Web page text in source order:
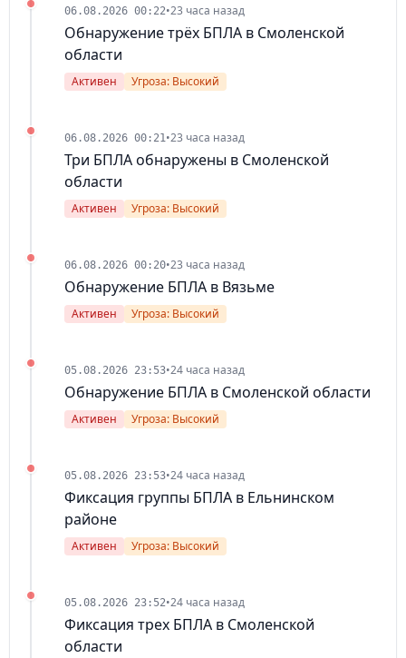
06.08.2026 00:22•23 часа назад
Обнаружение трёх БПЛА в Смоленской
области
Активен Угроза: Высокий
06.08.2026 00:21•23 часа назад
Три БПЛА обнаружены в Смоленской
области
Активен Угроза: Высокий
06.08.2026 00:20•23 часа назад
Обнаружение БПЛА в Вязьме
Активен Угроза: Высокий
05.08.2026 23:53•24 часа назад
Обнаружение БПЛА в Смоленской области
Активен Угроза: Высокий
05.08.2026 23:53•24 часа назад
Фиксация группы БПЛА в Ельнинском
районе
Активен Угроза: Высокий
05.08.2026 23:52•24 часа назад
Фиксация трех БПЛА в Смоленской
области